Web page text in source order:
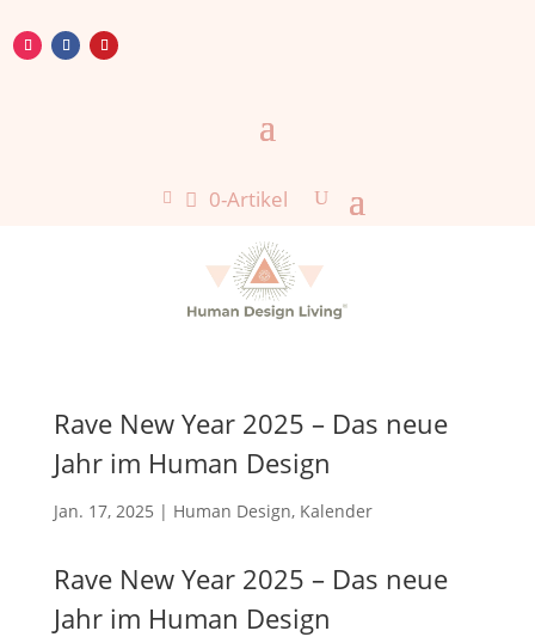
 0-Artikel
Rave New Year 2025 – Das neue
Jahr im Human Design
Jan. 17, 2025 | Human Design, Kalender
Rave New Year 2025 – Das neue
Jahr im Human Design